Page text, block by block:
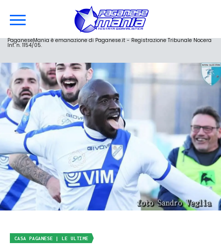
PaganeseMania è emanazione di Paganese.it - Registrazione Tribunale Nocera
Inf. n. 1154/05.
CASA PAGANESE | LE ULTIME